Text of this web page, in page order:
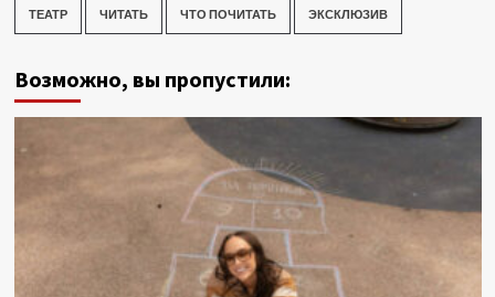
ТЕАТР ЧИТАТЬ ЧТО ПОЧИТАТЬ ЭКСКЛЮЗИВ
Возможно, вы пропустили: